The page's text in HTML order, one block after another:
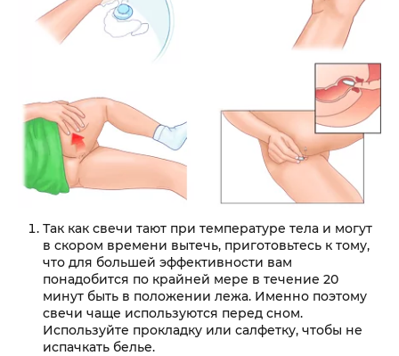
Так как свечи тают при температуре тела и могут
в скором времени вытечь, приготовьтесь к тому,
что для большей эффективности вам
понадобится по крайней мере в течение 20
минут быть в положении лежа. Именно поэтому
свечи чаще используются перед сном.
Используйте прокладку или салфетку, чтобы не
испачкать белье.